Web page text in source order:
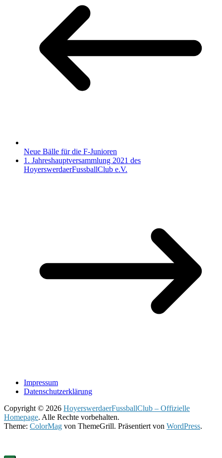
Neue Bälle für die F-Junioren
1. Jahreshauptversammlung 2021 des
HoyerswerdaerFussballClub e.V.
Impressum
Datenschutzerklärung
Copyright © 2026 HoyerswerdaerFussballClub – Offizielle
Homepage. Alle Rechte vorbehalten.
Theme: ColorMag von ThemeGrill. Präsentiert von WordPress.